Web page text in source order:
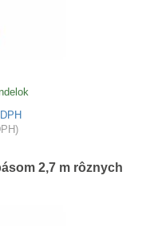
2,7 m rôznych